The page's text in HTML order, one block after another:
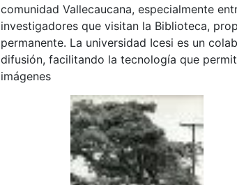
comunidad Vallecaucana, especialmente
investigadores que visitan la Biblioteca,
permanente. La universidad Icesi es un
difusión, facilitando la tecnología que
imágenes